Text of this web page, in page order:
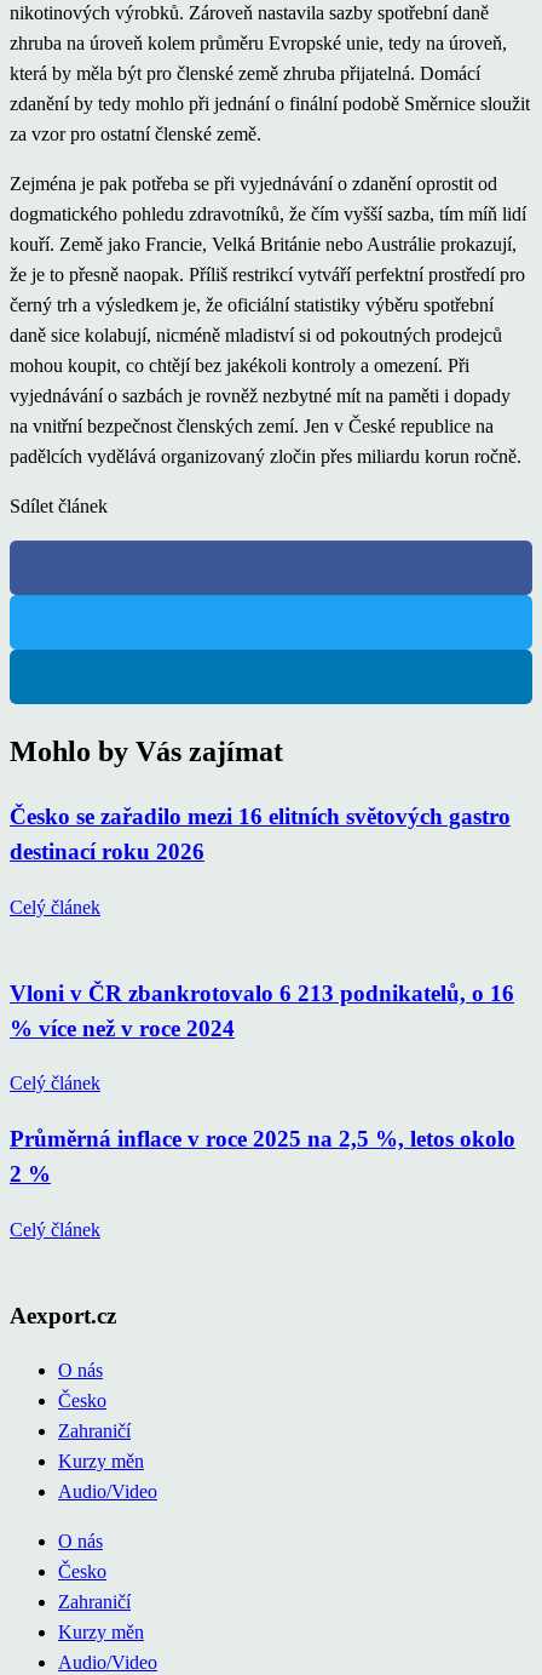
nikotinových výrobků. Zároveň nastavila sazby spotřební daně
zhruba na úroveň kolem průměru Evropské unie, tedy na úroveň,
která by měla být pro členské země zhruba přijatelná. Domácí
zdanění by tedy mohlo při jednání o finální podobě Směrnice sloužit
za vzor pro ostatní členské země.
Zejména je pak potřeba se při vyjednávání o zdanění oprostit od
dogmatického pohledu zdravotníků, že čím vyšší sazba, tím míň lidí
kouří. Země jako Francie, Velká Británie nebo Austrálie prokazují,
že je to přesně naopak. Příliš restrikcí vytváří perfektní prostředí pro
černý trh a výsledkem je, že oficiální statistiky výběru spotřební
daně sice kolabují, nicméně mladiství si od pokoutných prodejců
mohou koupit, co chtějí bez jakékoli kontroly a omezení. Při
vyjednávání o sazbách je rovněž nezbytné mít na paměti i dopady
na vnitřní bezpečnost členských zemí. Jen v České republice na
padělcích vydělává organizovaný zločin přes miliardu korun ročně.
Sdílet článek
Mohlo by Vás zajímat
Česko se zařadilo mezi 16 elitních světových gastro
destinací roku 2026
Celý článek
Vloni v ČR zbankrotovalo 6 213 podnikatelů, o 16
% více než v roce 2024
Celý článek
Průměrná inflace v roce 2025 na 2,5 %, letos okolo
2 %
Celý článek
Aexport.cz
O nás
Česko
Zahraničí
Kurzy měn
Audio/Video
O nás
Česko
Zahraničí
Kurzy měn
Audio/Video